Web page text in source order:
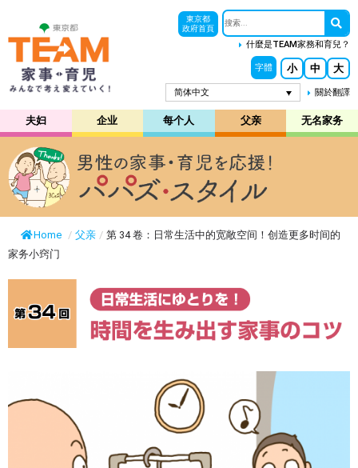
東京都
政府首頁
什麼是TEAM家務和育兒？
字體 小 中 大
简体中文 關於翻譯
夫妇 企业 每个人 父亲 无名家务
Home / 父亲 / 第 34 卷：日常生活中的宽敞空间！创造更多时间的
家务小窍门